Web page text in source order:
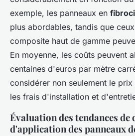
exemple, les panneaux en
plus abordables, tandis que
composite haut de gamme
En moyenne, les coûts peuvent
centaines d'euros par mètre
considérer non seulement le
les frais d'installation et
Évaluation des tendances de
d'application des panneaux